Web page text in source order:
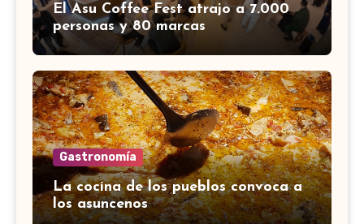
El Asu Coffee Fest atrajo a 7.000
personas y 80 marcas
Gastronomía
La cocina de los pueblos convoca a
los asuncenos